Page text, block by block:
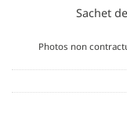
Sachet
Photos non